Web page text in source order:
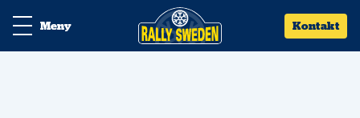
Kontakt
Meny